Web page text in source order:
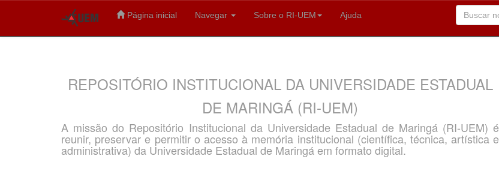
Página inicial Navegar Sobre o RI-UEM Ajuda
REPOSITÓRIO INSTITUCIONAL DA UNIVERSIDADE ESTADUAL
DE MARINGÁ (RI-UEM)
A missão do Repositório Institucional da Universidade Estadual de Maringá (RI-UEM) é
reunir, preservar e permitir o acesso à memória institucional (científica, técnica, artística e
administrativa) da Universidade Estadual de Maringá em formato digital.